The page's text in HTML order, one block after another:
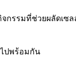
กรรมที่ช่วยผลัด
ปพร้อมกัน